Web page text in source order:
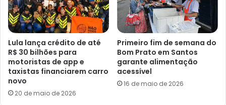
Lula lança crédito de até
R$ 30 bilhões para
motoristas de app e
taxistas financiarem carro
novo
20 de maio de 2026
Primeiro fim de semana do
Bom Prato em Santos
garante alimentação
acessível
16 de maio de 2026